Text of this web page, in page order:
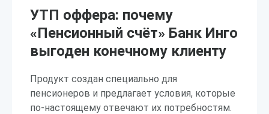
УТП оффера: почему
«Пенсионный счёт» Банк Инго
выгоден конечному клиенту
Продукт создан специально для
пенсионеров и предлагает условия, которые
по-настоящему отвечают их потребностям.